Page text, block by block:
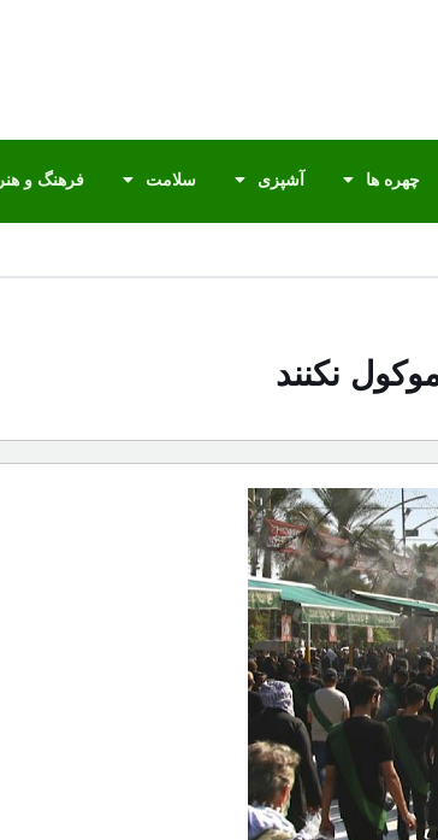
چهره ها آشپزی سلامت فرهنگ و هنر
نکنند